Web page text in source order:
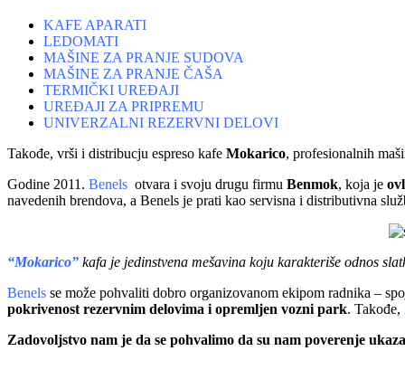
KAFE APARATI
LEDOMATI
MAŠINE ZA PRANJE SUDOVA
MAŠINE ZA PRANJE ČAŠA
TERMIČKI UREĐAJI
UREĐAJI ZA PRIPREMU
UNIVERZALNI REZERVNI DELOVI
Takođe, vrši i distribucju espreso kafe Mokarico, profesionalnih
Godine 2011. Benels otvara i svoju drugu firmu Benmok, koja je
navedenih brendova, a Benels je prati kao servisna i distributivna
“Mokarico” kafa je jedinstvena mešavina koju karakteriše odnos
Benels se može pohvaliti dobro organizovanom ekipom radnika –
pokrivenost rezervnim delovima i opremljen vozni park. Takođe,
Zadovoljstvo nam je da se pohvalimo da su nam poverenje